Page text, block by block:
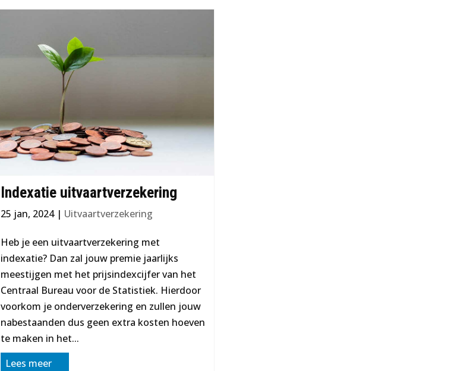
Indexatie uitvaartverzekering
25 jan, 2024| Uitvaartverzekering
Heb je een uitvaartverzekering met
indexatie? Dan zal jouw premie jaarlijks
meestijgen met het prijsindexcijfer van het
Centraal Bureau voor de Statistiek. Hierdoor
voorkom je onderverzekering en zullen jouw
nabestaanden dus geen extra kosten hoeven
te maken in het...
Lees meer